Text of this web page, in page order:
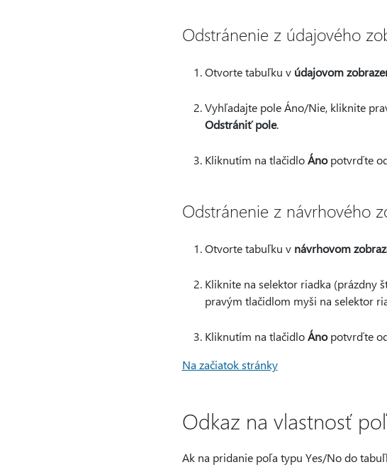
Odstránenie z údajového
Otvorte tabuľku v údajovom
Vyhľadajte pole Áno/Nie, kliknite
Odstrániť pole.
Kliknutím na tlačidloÁnopotvrďte
Odstránenie z návrhového
Otvorte tabuľku v návrhovom
Kliknite na selektor riadka (prázdny
pravým tlačidlom myši na selektor
Kliknutím na tlačidloÁnopotvrďte
Na začiatok stránky
Odkaz na vlastnosť
Ak na pridanie poľa typu Yes/No do